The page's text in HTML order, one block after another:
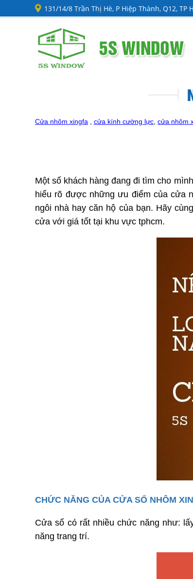
131/14/8 Trần Thị Hè, P Hiệp Thành, Q12, TP
Cửa nhôm xingfa , cửa kính cường lực, cửa nhôm
Một số khách hàng đang đi tìm cho
hiểu rõ được những ưu điểm của cửa
ngôi nhà hay căn hộ của bạn. Hãy cùng
cửa với giá tốt tại khu vực tphcm.
CHỨC NĂNG CỦA CỬA SỔ NHÔM
Cửa sổ có rất nhiều chức năng như:
năng trang trí.